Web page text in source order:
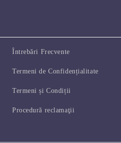
Întrebări Frecvente
Termeni de Confidențialitate
Termeni și Condiții
Procedură reclamaţii